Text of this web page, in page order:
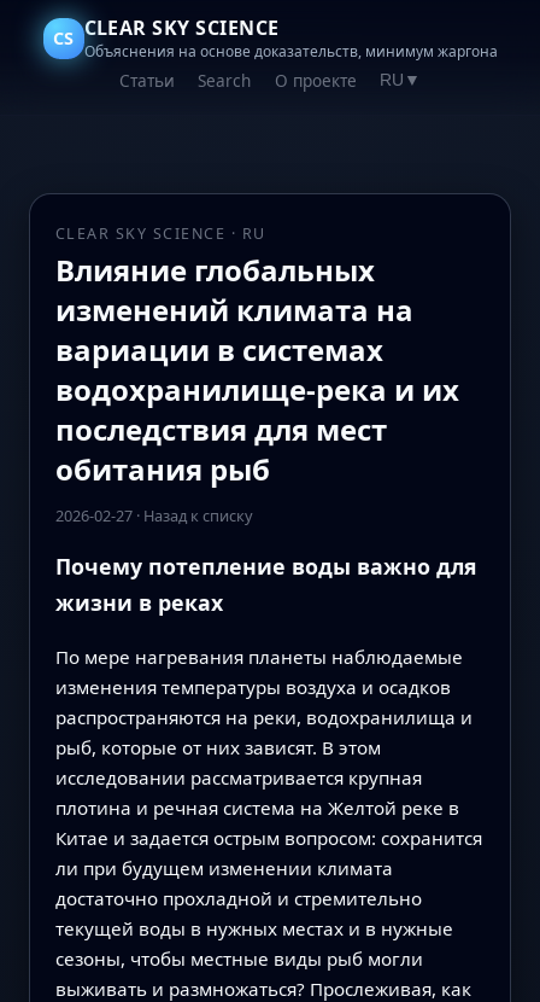
CS CLEAR SKY SCIENCE
Объяснения на основе доказательств, минимум жаргона
Статьи Search О проекте RU ▼
CLEAR SKY SCIENCE · RU
Влияние глобальных
изменений климата на
вариации в системах
водохранилище‑река и их
последствия для мест
обитания рыб
2026-02-27· Назад к списку
Почему потепление воды важно для
жизни в реках
По мере нагревания планеты наблюдаемые
изменения температуры воздуха и осадков
распространяются на реки, водохранилища и
рыб, которые от них зависят. В этом
исследовании рассматривается крупная
плотина и речная система на Желтой реке в
Китае и задается острым вопросом: сохранится
ли при будущем изменении климата
достаточно прохладной и стремительно
текущей воды в нужных местах и в нужные
сезоны, чтобы местные виды рыб могли
выживать и размножаться? Прослеживая, как